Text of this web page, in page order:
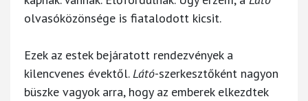
olvasóközönsége is fiatalodott kicsit.
Ezek az estek bejáratott rendezvények a
kilencvenes évektől. Látó-szerkesztőként nagyon
büszke vagyok arra, hogy az emberek elkezdtek